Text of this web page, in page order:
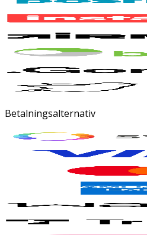
Betalningsalternativ